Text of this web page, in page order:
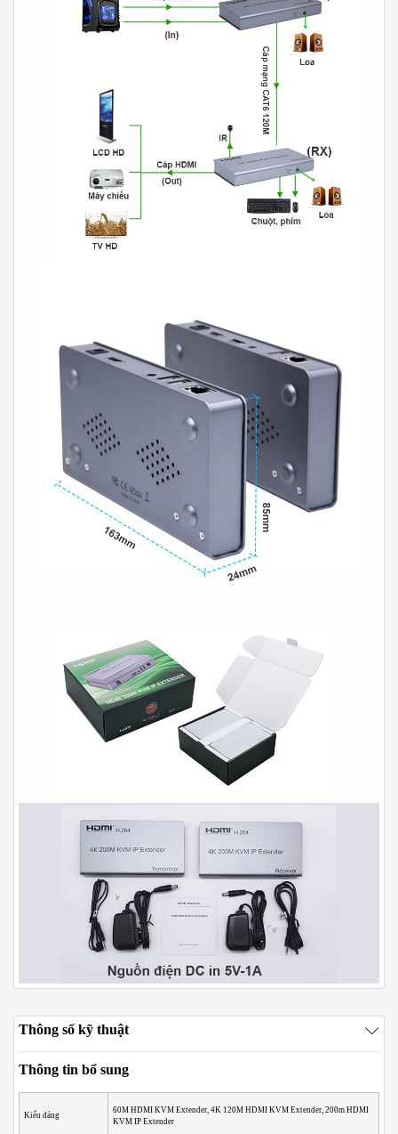
Thông số kỹ thuật
Thông tin bổ sung
Kiểu dáng
60M HDMI KVM Extender, 4K 120M HDMI KVM Extender, 200m HDMI
KVM IP Extender